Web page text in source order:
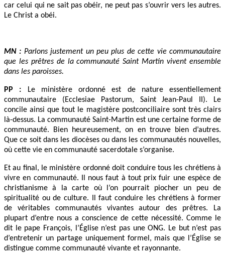
car celui qui ne sait pas obéir, ne peut pas s’ouvrir vers les autres.
Le Christ a obéi.
MN : Parlons justement un peu plus de cette vie communautaire
que les prêtres de la communauté Saint Martin vivent ensemble
dans les paroisses.
PP : Le ministère ordonné est de nature essentiellement
communautaire (Ecclesiae Pastorum, Saint Jean-Paul II). Le
concile ainsi que tout le magistère postconciliaire sont très clairs
là-dessus. La communauté Saint-Martin est une certaine forme de
communauté. Bien heureusement, on en trouve bien d’autres.
Que ce soit dans les diocèses ou dans les communautés nouvelles,
où cette vie en communauté sacerdotale s’organise.
Et au final, le ministère ordonné doit conduire tous les chrétiens à
vivre en communauté. Il nous faut à tout prix fuir une espèce de
christianisme à la carte où l’on pourrait piocher un peu de
spiritualité ou de culture. Il faut conduire les chrétiens à former
de véritables communautés vivantes autour des prêtres. La
plupart d’entre nous a conscience de cette nécessité. Comme le
dit le pape François, l’Église n’est pas une ONG. Le but n’est pas
d’entretenir un partage uniquement formel, mais que l’Église se
distingue comme communauté vivante et rayonnante.